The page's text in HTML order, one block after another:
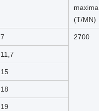
(T/MN)
7 2700
11,7
15
18
19